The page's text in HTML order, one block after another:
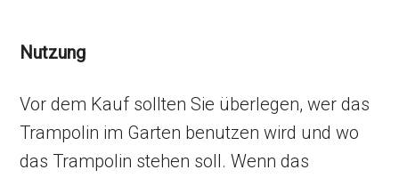
Nutzung
Vor dem Kauf sollten Sie überlegen, wer das
Trampolin im Garten benutzen wird und wo
das Trampolin stehen soll. Wenn das